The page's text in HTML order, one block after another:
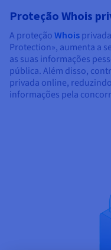
Proteção Whois
A proteção Whois
Protection», aumenta a
as suas informações
pública. Além disso,
privada online,
informações pela